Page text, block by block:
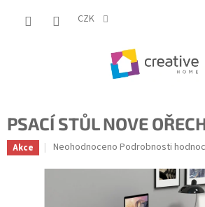
CZK
PSACÍ STŮL NOVE
Akce
Průměrné
produktu
Neohodnoceno Podrobnosti